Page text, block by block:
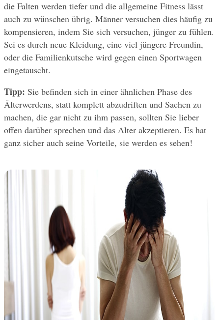
die Falten werden tiefer und die allgemeine Fitness lässt
auch zu wünschen übrig. Männer versuchen dies häufig zu
kompensieren, indem Sie sich versuchen, jünger zu fühlen.
Sei es durch neue Kleidung, eine viel jüngere Freundin,
oder die Familienkutsche wird gegen einen Sportwagen
eingetauscht.
Tipp: Sie befinden sich in einer ähnlichen Phase des
Älterwerdens, statt komplett abzudriften und Sachen zu
machen, die gar nicht zu ihm passen, sollten Sie lieber
offen darüber sprechen und das Alter akzeptieren. Es hat
ganz sicher auch seine Vorteile, sie werden es sehen!